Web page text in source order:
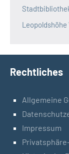
Leopoldshöhe
Rechtliches
Allgemeine
Impressum